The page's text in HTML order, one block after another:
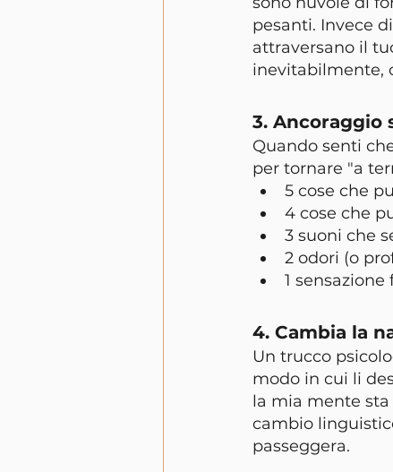
pesanti. Invece
attraversano il
inevitabilmente,
3. Ancoraggio
Quando senti
per tornare "a
5 cose che
4 cose che
3 suoni che
2 odori (o
1
4. Cambia la
Un trucco
modo in cui li
la mia mente sta
cambio
passeggera.